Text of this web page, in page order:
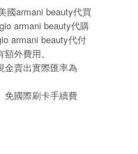
國armani beauty代買
armani beauty代購
armani beauty代付
外費用。
金賣出實際匯率為
免國際刷卡手續費